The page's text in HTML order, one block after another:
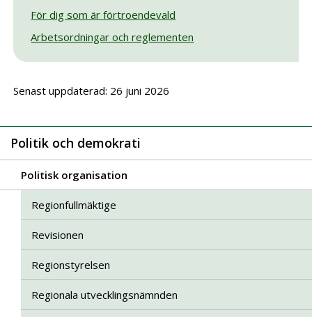
För dig som är förtroendevald
Arbetsordningar och reglementen
Senast uppdaterad: 26 juni 2026
Politik och demokrati
Politisk organisation
Regionfullmäktige
Revisionen
Regionstyrelsen
Regionala utvecklingsnämnden